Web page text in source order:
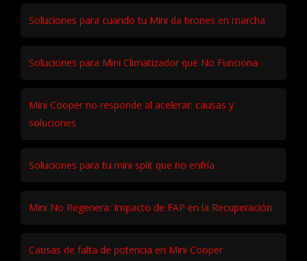
Soluciones para cuando tu Mini da tirones en marcha
Soluciones para Mini Climatizador que No Funciona
Mini Cooper no responde al acelerar: causas y
soluciones
Soluciones para tu mini split que no enfría
Mini No Regenera: Impacto de FAP en la Recuperación
Causas de falta de potencia en Mini Cooper